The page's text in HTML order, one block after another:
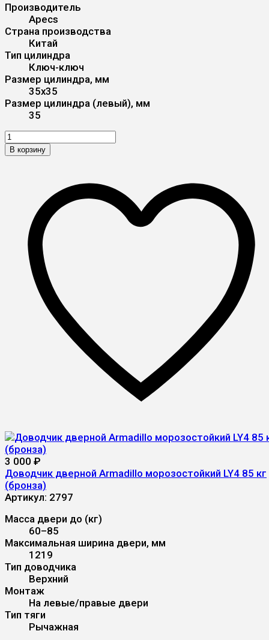
Производитель
Apecs
Страна производства
Китай
Тип цилиндра
Ключ-ключ
Размер цилиндра, мм
35x35
Размер цилиндра (левый), мм
35
В корзину
3 000 ₽
Доводчик дверной Armadillo морозостойкий LY4 85 кг
(бронза)
Артикул: 2797
Масса двери до (кг)
60–85
Максимальная ширина двери, мм
1219
Тип доводчика
Верхний
Монтаж
На левые/правые двери
Тип тяги
Рычажная